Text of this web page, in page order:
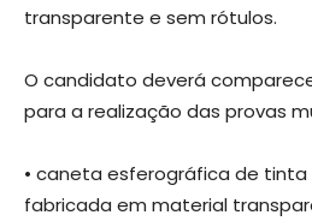
transparente e sem rótulos.
O candidato deverá
para a realização das provas
• caneta esferográfica de tinta
fabricada em material